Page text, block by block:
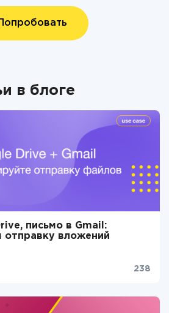
Попробовать
в блоге
письмо в Gmail:
отправку вложений
238